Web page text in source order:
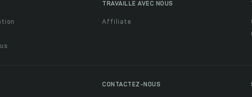
TRAVAILLE AVEC NOUS
Affiliate
CONTACTEZ-NOUS